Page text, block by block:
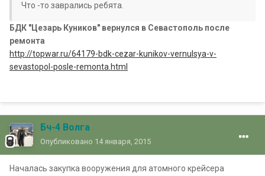
Что -то заврались ребята.
БДК "Цезарь Куников" вернулся в Севастополь после
ремонта
http://topwar.ru/64179-bdk-cezar-kunikov-vernulsya-v-
sevastopol-posle-remonta.html
Бч-4 Волга
Опубликовано 14 января, 2015
Началась закупка вооружения для атомного крейсера